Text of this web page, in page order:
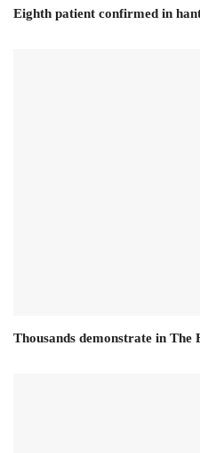
Eighth patient confirmed in
Thousands demonstrate in The